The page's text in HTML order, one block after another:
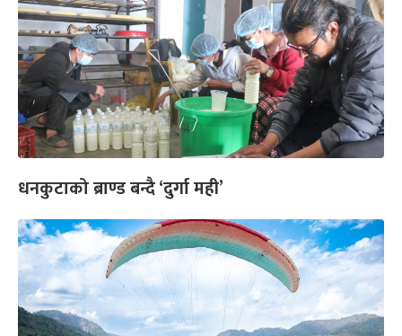
धनकुटाको ब्राण्ड बन्दै ‘दुर्गा मही’